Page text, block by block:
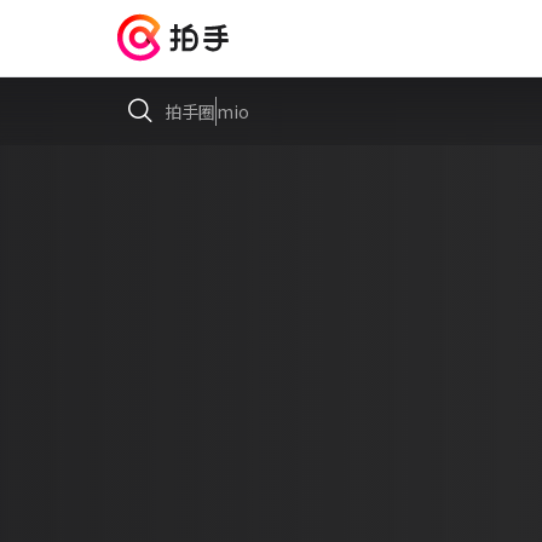
拍手圈mio